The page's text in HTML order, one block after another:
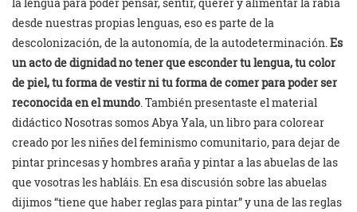
desde nuestras propias lenguas, eso es parte de la
descolonización, de la autonomía, de la autodeterminación.Es
un acto de dignidad no tener que esconder tu lengua, tu color
de piel, tu forma de vestir ni tu forma de comer para poder ser
reconocida en el mundo. También presentaste el material
didáctico Nosotras somos Abya Yala, un libro para colorear
creado por les niñes del feminismo comunitario, para dejar de
pintar princesas y hombres araña y pintar a las abuelas de las
que vosotras les habláis. En esa discusión sobre las abuelas
dijimos “tiene que haber reglas para pintar” y una de las reglas